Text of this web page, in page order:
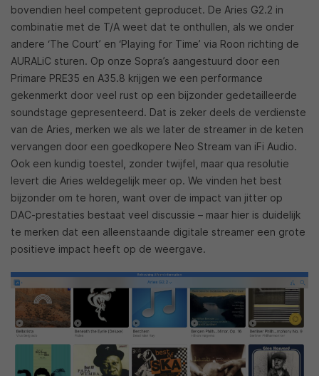
bovendien heel competent geproducet. De Aries G2.2 in
combinatie met de T/A weet dat te onthullen, als we onder
andere ‘The Court’ en ‘Playing for Time’ via Roon richting de
AURALiC sturen. Op onze Sopra’s aangestuurd door een
Primare PRE35 en A35.8 krijgen we een performance
gekenmerkt door veel rust op een bijzonder gedetailleerde
soundstage gepresenteerd. Dat is zeker deels de verdienste
van de Aries, merken we als we later de streamer in de keten
vervangen door een goedkopere Neo Stream van iFi Audio.
Ook een kundig toestel, zonder twijfel, maar qua resolutie
levert die Aries weldegelijk meer op. We vinden het best
bijzonder om te horen, want over de impact van jitter op
DAC-prestaties bestaat veel discussie – maar hier is duidelijk
te merken dat een alleenstaande digitale streamer een grote
positieve impact heeft op de weergave.